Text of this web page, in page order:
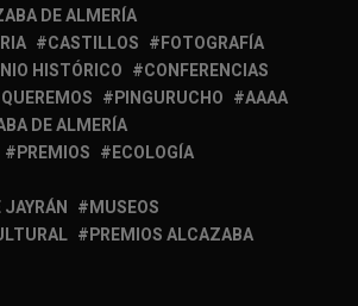
DE ALMERÍA
CASTILLOS
FOTOGRAFÍA
HISTÓRICO
CONFERENCIAS
PINGURUCHO
AAAA
DE ALMERÍA
PREMIOS
ECOLOGÍA
MUSEOS
PREMIOS ALCAZABA